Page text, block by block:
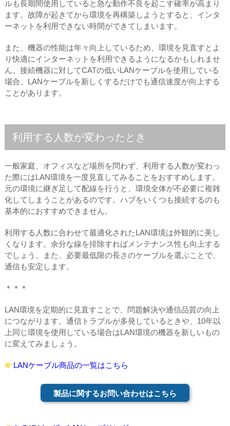
ルも長期間使用していると急な動作不良を起こす確率が高まり
ます。故障が起きてから環境を再構築しようとすると、インタ
ーネットを利用できない時間ができてしまいます。
また、機器の性能は年々向上しているため、環境を見直すとよ
り快適にインターネットを利用できるようになるかもしれませ
ん。接続機器に対してCATの低いLANケーブルを使用している
場合、LANケーブルを新しくするだけでも通信速度が向上する
ことがあります。
利用する人数が変わったとき
一般家庭、オフィスなど場所を問わず、利用する人数が変わっ
た際にはLAN環境を一度見直してみることをおすすめします。
元の環境に継ぎ足して配線を行うと、環境全体が不必要に複雑
化してしまうことがあるのです。ハブをいくつも接続するのも
基本的におすすめできません。
利用する人数に合わせて最適化されたLAN環境は外観的に美し
くなります。余分な線を排除すればメンテナンス性も向上する
でしょう。また、必要最低限の長さのケーブルを選ぶことで、
通信も安定します。
＊＊＊
LAN環境を定期的に見直すことで、問題解決や通信品質の向上
につながります。通信トラブルが多発しているときや、10年以
上同じ環境を使用している場合はLAN環境の機器を新しいもの
に変えてみましょう。
LANケーブル商品の一覧はこちら
製品に関するお問い合わせはこちら